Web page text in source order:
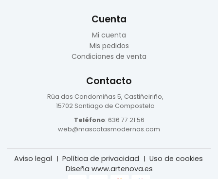
Cuenta
Mi cuenta
Mis pedidos
Condiciones de venta
Contacto
Rúa das Condomiñas 5, Castiñeiriño,
15702 Santiago de Compostela
Teléfono: 636 77 21 56
web@mascotasmodernas.com
Aviso legal Política de privacidad
Uso de cookies
Diseña www.artenova.es